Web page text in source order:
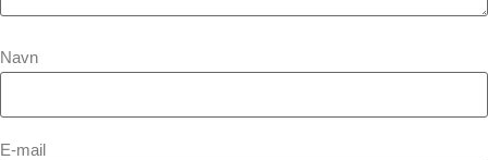
Navn
E-mail